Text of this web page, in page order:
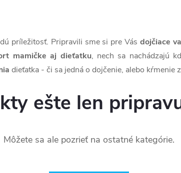
príležitosť. Pripravili sme si pre Vásdojčiace
mamičke aj dieťatku, nech sa nachádzajú
dieťatka - či sa jedná o dojčenie, alebo kŕmenie
ešte len
Môžete sa ale pozrieť na ostatné kategórie.